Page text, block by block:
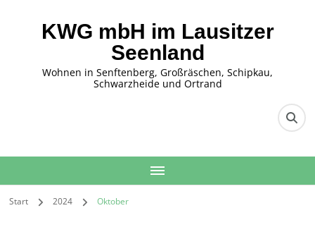
KWG mbH im Lausitzer
Seenland
Wohnen in Senftenberg, Großräschen, Schipkau,
Schwarzheide und Ortrand
Start 2024 Oktober